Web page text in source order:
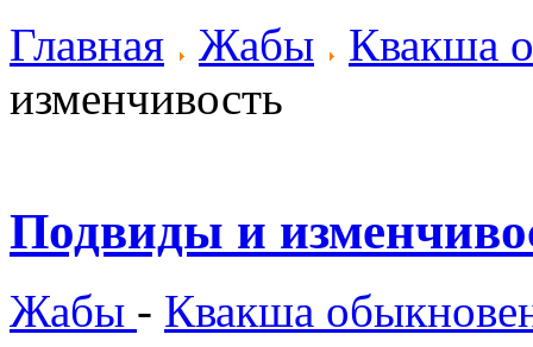
Главная
Жабы
Квакша
изменчивость
Подвиды и
Жабы - Квакша